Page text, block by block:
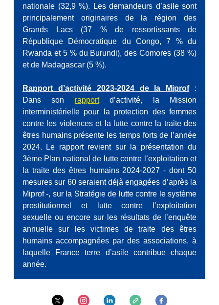
nationale (32,9 %). Les demandeurs d’asile sont
principalement originaires de la région des
Grands Lacs (37 % de ressortissants de
République Démocratique du Congo, 7 % du
Rwanda et 5 % du Burundi), des Comores (38 %)
et de Madagascar (5 %).
Rapport d’activité 2023-2024 de la Miprof
:
Dans son rapportd’activité, la Mission
interministérielle pour la protection des femmes
contre les violences et la lutte contre la traite des
êtres humains présente les temps forts de l’année
2024. Le rapport revient sur la présentation du
3ème Plan national de lutte contre l’exploitation et
la traite des êtres humains 2024-2027 - dont 50
mesures sur 60 seraient déjà engagées d’après la
Miprof -, sur la Stratégie de lutte contre le système
prostitutionnel et lutte contre l’exploitation
sexuelle ou encore sur les résultats de l’enquête
annuelle sur les victimes de traite des êtres
humains accompagnées par des associations, à
laquelle France terre d’asile contribue chaque
année.